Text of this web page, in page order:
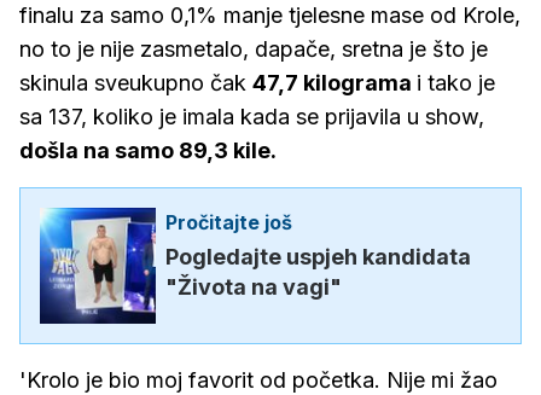
finalu za samo 0,1% manje tjelesne mase od Krole,
no to je nije zasmetalo, dapače, sretna je što je
skinula sveukupno čak 47,7 kilograma i tako je
sa 137, koliko je imala kada se prijavila u show,
došla na samo 89,3 kile.
Pročitajte još
Pogledajte uspjeh kandidata
"Života na vagi"
'Krolo je bio moj favorit od početka. Nije mi žao